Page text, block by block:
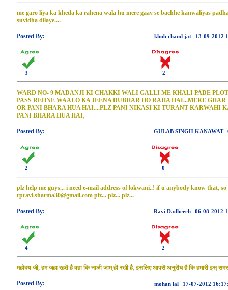
me garo liya ka kheda ka rahena wala hu mere gaav se bachhe kanwaliyas
suvidha dilaye....
Posted By: khub chand jat 13-09-2012
3 2
WARD NO- 9 MADANJI KI CHAKKI WALI GALLI ME KHALI PADE
PASS REHNE WAALO KA JEENA DUBHAR HO RAHA HAI...MERE
OR PANI BHARA HUA HAI....PLZ PANI NIKASI KI TURANT KARWAHI
PANI BHARA HUA HAI,
Posted By: GULAB SINGH KANAWAT
2 0
plz help me guys... i need e-mail address of lokwani..! if u anybody know that,
rpravi.sharma30@gmail.com plz... plz... plz...
Posted By: Ravi Dadheech 06-08-2012
4 2
महोदय जी, हम जहा रहतॆ है वहा कि नाळी जाम् हॊ रखी है, इसलिए आपसॆ अनुरॊध है कि हमारी इस्
Posted By: mohan lal 17-07-2012